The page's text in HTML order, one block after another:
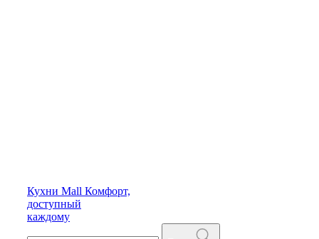
Кухни Mall Комфорт,
доступный
каждому